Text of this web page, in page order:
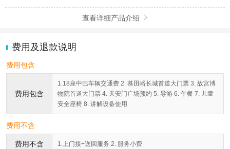
查看详细产品介绍 
费用及退款说明
费用包含
费用包含
1.18座中巴车辆交通费 2. 慕田峪长城首道大门票 3. 故宫博
物院首道大门票 4. 天安门广场预约 5. 导游 6. 午餐 7. 儿童
安全座椅 8. 讲解设备使用
费用不含
费用不含 1.上门接+送回服务 2. 服务小费